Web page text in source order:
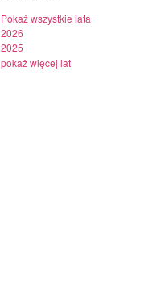
Pokaż wszystkie lata
2026
2025
pokaż więcej lat